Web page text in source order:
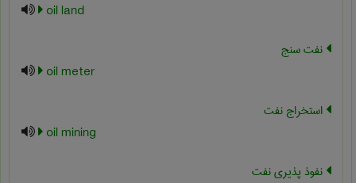
oil land
نفت سنج
oil meter
استخراج نفت
oil mining
نفوذ پذیری نفت